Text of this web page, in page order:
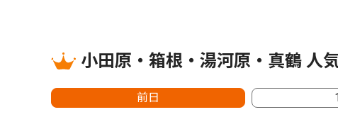
小田原・箱根・湯河原・真鶴 人
前日